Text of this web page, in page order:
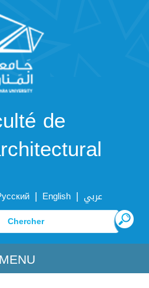
de
| English | عربي
MENU